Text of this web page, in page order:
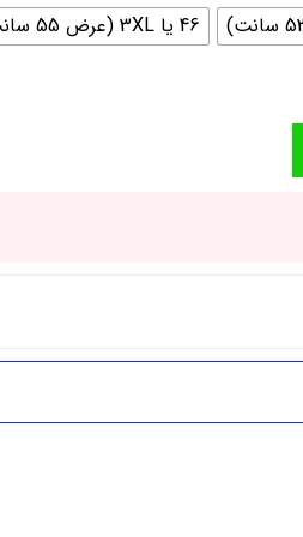
46 یا 3XL (عرض 55 سانت)